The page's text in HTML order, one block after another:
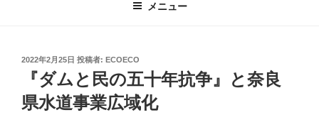
メニュー
投
2022年2月25日 投稿者: ECOECO
『ダムと民の五十年抗争』と奈良
県水道事業広域化